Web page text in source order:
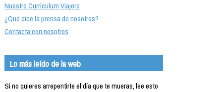
Nuestro Currículum Viajero
¿Qué dice la prensa de nosotros?
Contacta con nosotros
Lo más leído de la web
Si no quieres arrepentirte el día que te mueras, lee esto